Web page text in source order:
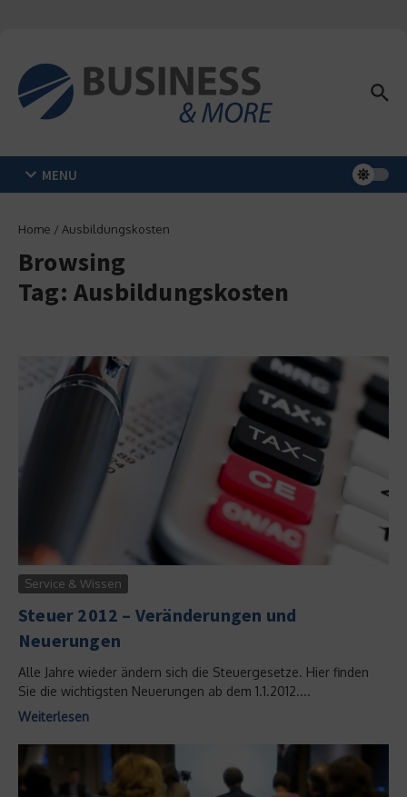
MENU
Home / Ausbildungskosten
Browsing
Tag: Ausbildungskosten
Service & Wissen
Steuer 2012 – Veränderungen und
Neuerungen
Alle Jahre wieder ändern sich die Steuergesetze. Hier finden
Sie die wichtigsten Neuerungen ab dem 1.1.2012....
Weiterlesen